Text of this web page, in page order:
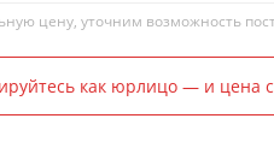
цену, уточним возможность
как юрлицо — и цена